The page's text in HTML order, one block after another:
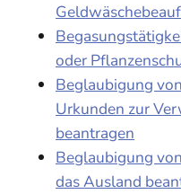
oder
Beglaubigung
Urkunden zur
beantragen
Beglaubigung
das Ausland